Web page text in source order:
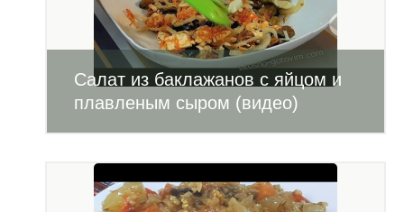
Салат из баклажанов с яйцом и
плавленым сыром (видео)